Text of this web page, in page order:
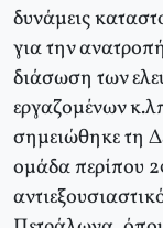
δυνάμεις
για την
διάσωση των
εργαζομένων
σημειώθηκε τη
ομάδα περίπου